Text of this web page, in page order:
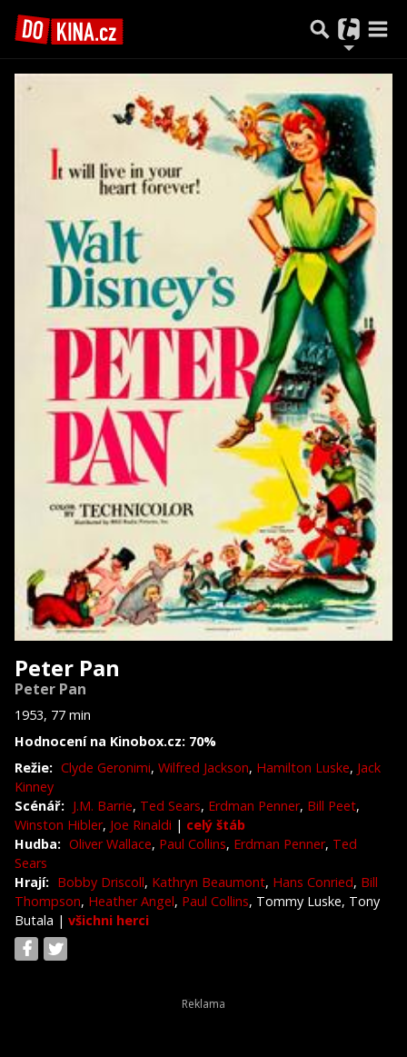
Peter Pan
Peter Pan
1953, 77 min
Hodnocení na Kinobox.cz: 70%
Režie: Clyde Geronimi, Wilfred Jackson, Hamilton Luske, Jack
Kinney
Scénář: J.M. Barrie, Ted Sears, Erdman Penner, Bill Peet,
Winston Hibler, Joe Rinaldi | celý štáb
Hudba: Oliver Wallace, Paul Collins, Erdman Penner, Ted
Sears
Hrají: Bobby Driscoll, Kathryn Beaumont, Hans Conried, Bill
Thompson, Heather Angel, Paul Collins, Tommy Luske, Tony
Butala | všichni herci